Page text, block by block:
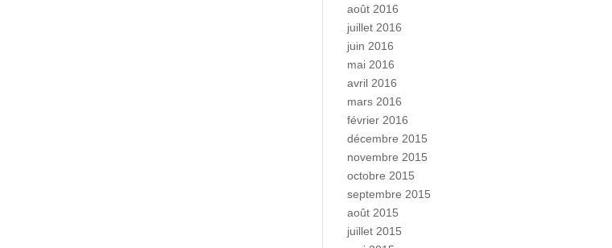
août 2016
juillet 2016
juin 2016
mai 2016
avril 2016
mars 2016
février 2016
décembre 2015
novembre 2015
octobre 2015
septembre 2015
août 2015
juillet 2015